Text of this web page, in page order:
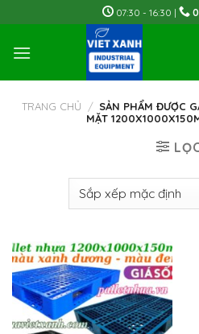
to
content
07:30 - 16:30 |
TRANG CHỦ / SẢN PHẨM ĐƯỢC
MẶT